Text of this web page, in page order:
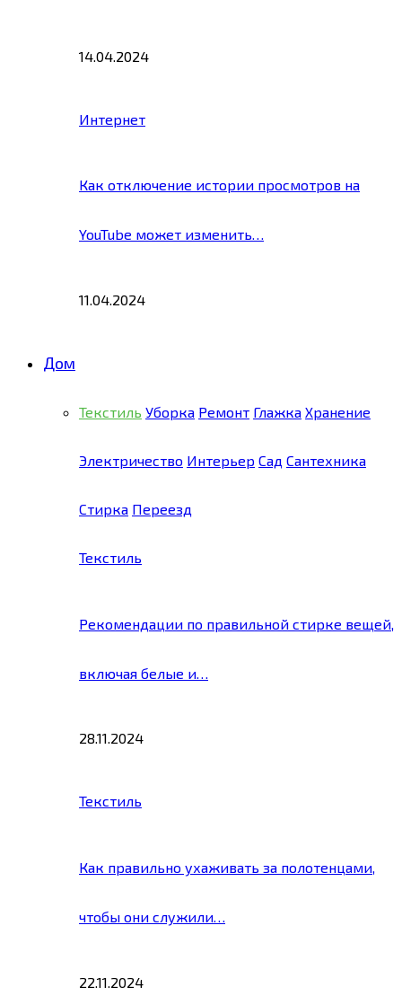
14.04.2024
Интернет
Как отключение истории просмотров на
YouTube может изменить…
11.04.2024
Дом
Текстиль Уборка Ремонт Глажка Хранение
Электричество Интерьер Сад Сантехника
Стирка Переезд
Текстиль
Рекомендации по правильной стирке вещей,
включая белые и…
28.11.2024
Текстиль
Как правильно ухаживать за полотенцами,
чтобы они служили…
22.11.2024